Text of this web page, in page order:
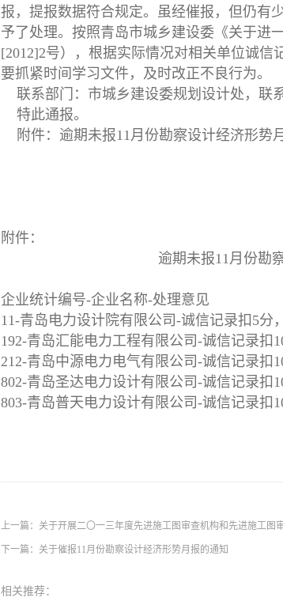
报，提报数据符合规定。虽经催报，但仍有
予了处理。按照青岛市城乡建设委《关于进
[2012]2号），根据实际情况对相关单位诚
要抓紧时间学习文件，及时改正不良行为。
联系部门：市城乡建设委规划设计处，联系
特此通报。
附件：逾期未报11月份勘察设计经济形势
附件：
逾期未报11月份勘
企业统计编号-企业名称-处理意见
11-青岛电力设计院有限公司-诚信记录扣5分
192-青岛汇能电力工程有限公司-诚信记录扣
212-青岛中源电力电气有限公司-诚信记录扣
802-青岛圣达电力设计有限公司-诚信记录扣
803-青岛普天电力设计有限公司-诚信记录扣
上一篇： 关于开展二〇一三年度先进施工图审查机构和先进施工图
下一篇： 关于催报11月份勘察设计经济形势月报的通知
相关推荐：